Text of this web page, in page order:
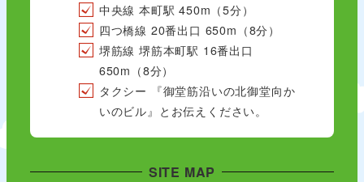
中央線 本町駅 450m（5分）
四つ橋線 20番出口 650m（8分）
堺筋線 堺筋本町駅 16番出口
650m（8分）
タクシー 『御堂筋沿いの北御堂向か
いのビル』とお伝えください。
SITE MAP